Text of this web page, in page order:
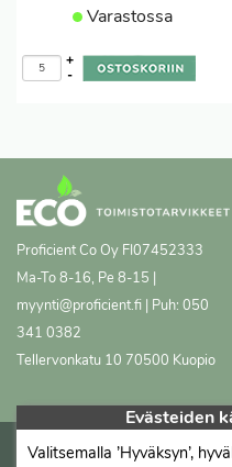
Varastossa
-
+
Proficient Co Oy FI07452333
Ma-To 8-16, Pe 8-15 |
myynti@proficient.fi | Puh: 050
341 0382
Tellervonkatu 10 70500 Kuopio
Evästeiden
Valitsemalla ’Hyväksyn’,